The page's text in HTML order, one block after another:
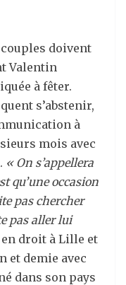
couples doivent
Valentin
à fêter.
s’abstenir,
à
mois avec
« On s’appellera
qu’une occasion
pas chercher
pas aller lui
droit à Lille et
et demie avec
dans son pays